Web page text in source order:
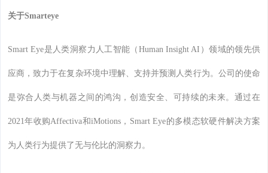
关于Smarteye
Smart Eye是人类洞察力人工智能（Human Insight AI）领域的领先供
应商，致力于在复杂环境中理解、支持并预测人类行为。公司的使命
是弥合人类与机器之间的鸿沟，创造安全、可持续的未来。通过在
2021年收购Affectiva和iMotions，Smart Eye的多模态软硬件解决方案
为人类行为提供了无与伦比的洞察力。